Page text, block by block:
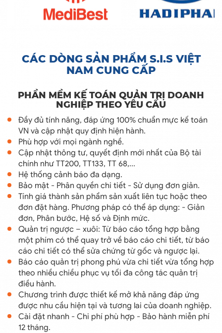
CÁC DÒNG SẢN PHẨM S.I.S VIỆT
NAM CUNG CẤP
PHẦN MỀM KẾ TOÁN QUẢN TRỊ DOANH
NGHIỆP THEO YÊU CẦU
Đầy đủ tính năng, đáp ứng 100% chuẩn mực kế toán
VN và cập nhật quy định hiện hành.
Phù hợp với mọi ngành nghề.
Cập nhật thông tư, quyết định mới nhất của Bộ tài
chính như TT200, TT133, TT 68,...
Hệ thống cảnh báo đa dạng.
Bảo mật - Phân quyền chi tiết - Sử dụng đơn giản.
Tính giá thành sản phẩm sản xuất liên tục hoặc theo
đơn đặt hàng. Phương pháp có thể áp dụng: - Giản
đơn, Phân bước, Hệ số và Định mức.
Quản trị ngược – xuôi: Từ báo cáo tổng hợp bằng
một phím có thể quay trở về báo cáo chi tiết, từ báo
cáo chi tiết có thể sửa chứng từ gốc và ngược lại.
Báo cáo quản trị phong phú vừa chi tiết vừa tổng hợp
theo nhiều chiều phục vụ tối đa công tác quản trị
điều hành.
Chương trình được thiết kế mở khả năng đáp ứng
được nhu cầu hiện tại và tương lai của doanh nghiệp.
Cài đặt nhanh - Chi phí phù hợp - Bảo hành miễn phí
12 tháng.